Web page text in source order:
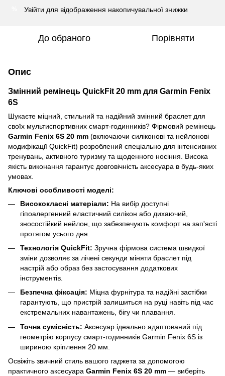
Увійти для відображення накопичувальної знижки
До обраного Порівняти
Опис
Змінний ремінець QuickFit 20 mm для Garmin Fenix
6S
Шукаєте міцний, стильний та надійний змінний браслет для
своїх мультиспортивних смарт-годинників? Фірмовий ремінець
Garmin Fenix 6S 20 mm (включаючи силіконові та нейлонові
модифікації QuickFit) розроблений спеціально для інтенсивних
тренувань, активного туризму та щоденного носіння. Висока
якість виконання гарантує довговічність аксесуара в будь-яких
умовах.
Ключові особливості моделі:
Висококласні матеріали: На вибір доступні
гіпоалергенний еластичний силікон або дихаючий,
зносостійкий нейлон, що забезпечують комфорт на зап'ясті
протягом усього дня.
Технологія QuickFit: Зручна фірмова система швидкої
зміни дозволяє за лічені секунди міняти браслет під
настрій або образ без застосування додаткових
інструментів.
Безпечна фіксація: Міцна фурнітура та надійні застібки
гарантують, що пристрій залишиться на руці навіть під час
екстремальних навантажень, бігу чи плавання.
Точна сумісність: Аксесуар ідеально адаптований під
геометрію корпусу смарт-годинників Garmin Fenix 6S із
шириною кріплення 20 мм.
Освіжіть звичний стиль вашого гаджета за допомогою
практичного аксесуара Garmin Fenix 6S 20 mm — виберіть